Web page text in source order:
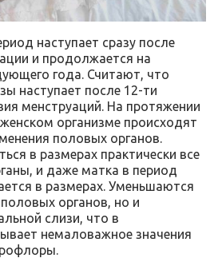
наступает сразу после
и продолжается на
года. Считают, что
наступает после 12-ти
менструаций. На протяжении
организме происходят
половых органов.
в размерах практически все
и даже матка в период
в размерах. Уменьшаются
органов, но и
слизи, что в
немаловажное значения